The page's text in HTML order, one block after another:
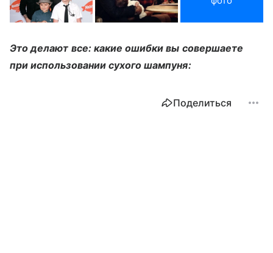
Это делают все: какие ошибки вы совершаете
при использовании сухого шампуня:
Поделиться